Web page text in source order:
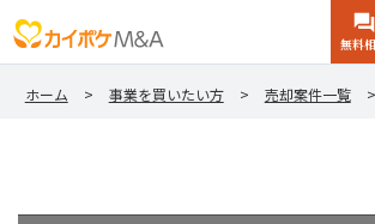
無料
ホーム 事業を買いたい方 売却案件一覧